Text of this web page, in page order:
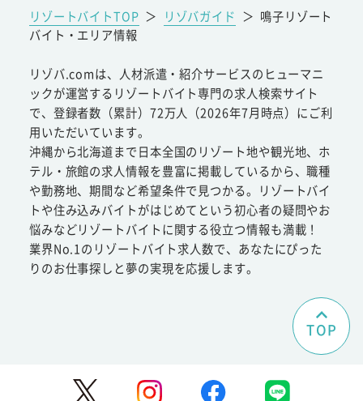
リゾートバイトTOP ＞ リゾバガイド ＞ 鳴子リゾート
バイト・エリア情報
リゾバ.comは、人材派遣・紹介サービスのヒューマニ
ックが運営するリゾートバイト専門の求人検索サイト
で、登録者数（累計）72万人（2026年7月時点）にご利
用いただいています。
沖縄から北海道まで日本全国のリゾート地や観光地、ホ
テル・旅館の求人情報を豊富に掲載しているから、職種
や勤務地、期間など希望条件で見つかる。リゾートバイ
トや住み込みバイトがはじめてという初心者の疑問やお
悩みなどリゾートバイトに関する役立つ情報も満載！
業界No.1のリゾートバイト求人数で、あなたにぴった
りのお仕事探しと夢の実現を応援します。
TOP